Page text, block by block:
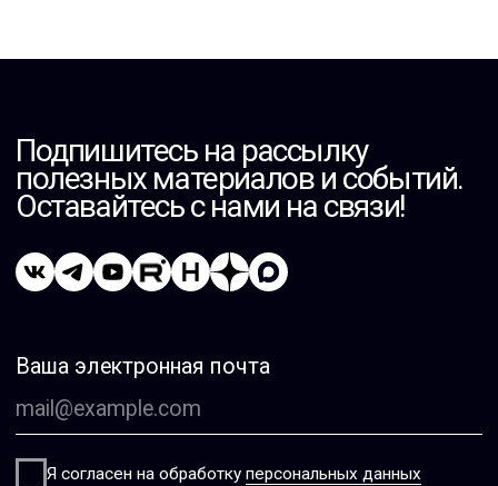
Аудит корпоративных данных DataCheck
Информационная безопасность
О компании
О КОМПАНИИ
Блог
Связаться с директором